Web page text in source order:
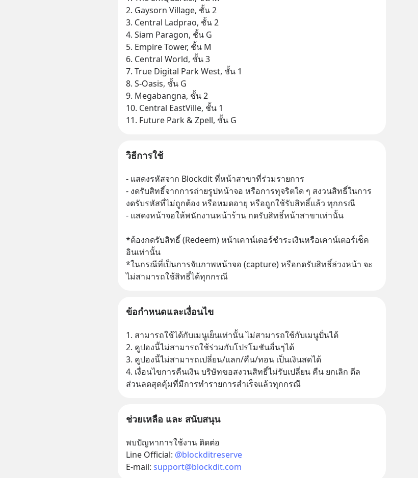
2. Gaysorn Village, ชั้น 2
3. Central Ladprao, ชั้น 2
4. Siam Paragon, ชั้น G
5. Empire Tower, ชั้น M
6. Central World, ชั้น 3
7. True Digital Park West, ชั้น 1
8. S-Oasis, ชั้น G
9. Megabangna, ชั้น 2
10. Central EastVille, ชั้น 1
11. Future Park & Zpell, ชั้น G
วิธีการใช้
- แสดงรหัสจาก Blockdit ที่หน้าสาขาที่ร่วมรายการ
- งดรับสิทธิ์จากการถ่ายรูปหน้าจอ หรือการทุจริตใด ๆ สงวนสิทธิ์ในการ
งดรับรหัสที่ไม่ถูกต้อง หรือหมดอายุ หรือถูกใช้รับสิทธิ์แล้ว ทุกกรณี
- เเสดงหน้าจอให้พนักงานหน้าร้าน กดรับสิทธิ์หน้าสาขาเท่านั้น
*ต้องกดรับสิทธิ์ (Redeem) หน้าเคาน์เตอร์ชำระเงินหรือเคาน์เตอร์เช็ค
อินเท่านั้น
*ในกรณีที่เป็นการจับภาพหน้าจอ (capture) หรือกดรับสิทธิ์ล่วงหน้า จะ
ไม่สามารถใช้สิทธิ์ได้ทุกกรณี
ข้อกำหนดและเงื่อนไข
1. สามารถใช้ได้กับเมนูเย็นเท่านั้น ไม่สามารถใช้กับเมนูปั่นได้
2. คูปองนี้ไม่สามารถใช้ร่วมกับโปรโมชันอื่นๆได้
3. คูปองนี้ไม่สามารถเปลี่ยน/แลก/คืน/ทอน เป็นเงินสดได้
4. เงื่อนไขการคืนเงิน บริษัทขอสงวนสิทธิ์ไม่รับเปลี่ยน คืน ยกเลิก ดีล
ส่วนลดสุดคุ้มที่มีการทำรายการสำเร็จแล้วทุกกรณี
ช่วยเหลือ และ สนับสนุน
พบปัญหาการใช้งาน ติดต่อ
Line Official: @blockditreserve
E-mail: support@blockdit.com